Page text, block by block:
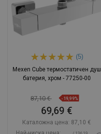
(5)
Mexen Cube термостатичен душ
батерия, хром - 77250-00
87,10 € -19,99%
69,69 €
Каталожна цена: 87,10 €